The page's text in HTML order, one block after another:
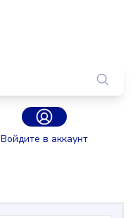
Войдите в аккаунт